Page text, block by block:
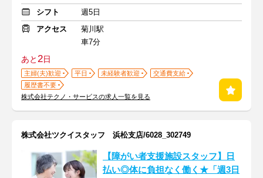
シフト
週5日
アクセス
菊川駅
車7分
あと2日
主婦(夫)歓迎 平日 未経験者歓迎
交通費支給
履歴書不要
株式会社テクノ・サービスの求人一覧を見る
株式会社ツクイスタッフ 浜松支店/6028_302749
【障がい者支援施設スタッフ】日
払い◎体に負担なく働く★「週3日